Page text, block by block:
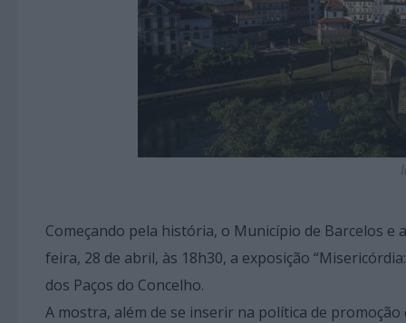
Começando pela história, o Município de Barcelos e
feira, 28 de abril, às 18h30, a exposição
dos Paços do Concelho.
A mostra, além de se inserir na política de